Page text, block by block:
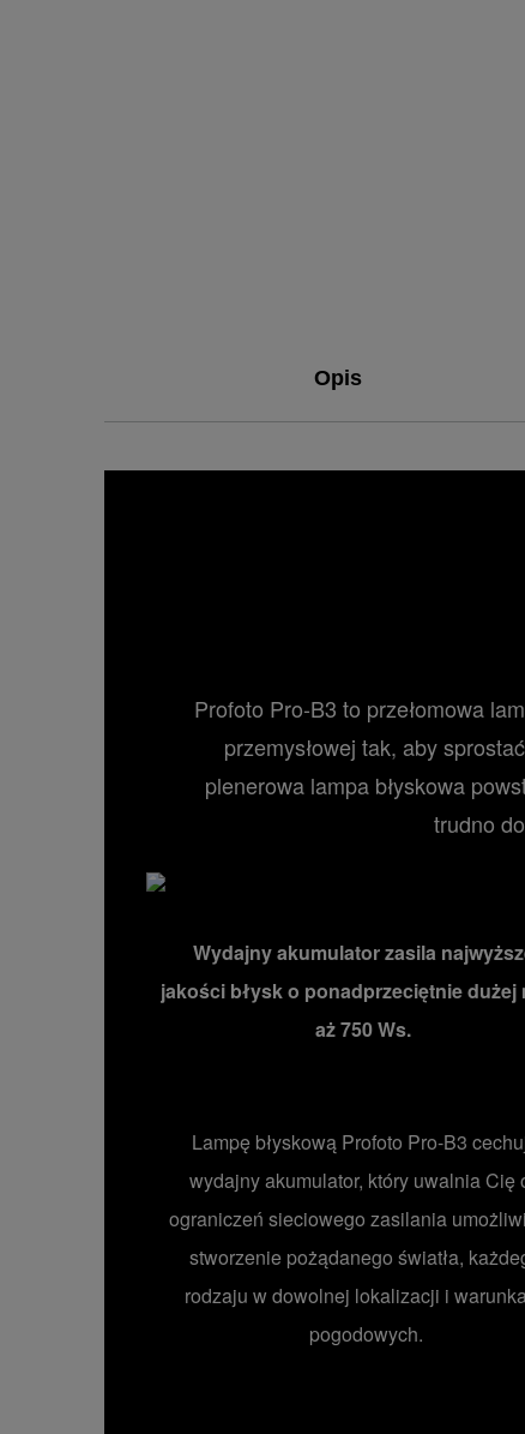
Opis
Profoto Pro-B3 to przełomowa
przemysłowej tak, aby
plenerowa lampa błyskowa
trudno
Wydajny akumulator zasila
jakości błysk o ponadprzeciętnie dużej
aż 750 Ws.
Lampę błyskową Profoto Pro-B3
wydajny akumulator, który uwalnia Cię
ograniczeń sieciowego zasilania
stworzenie pożądanego światła,
rodzaju w dowolnej lokalizacji i
pogodowych.